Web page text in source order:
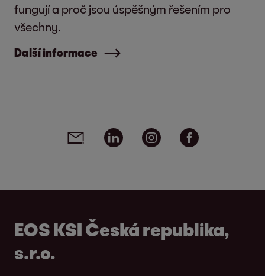
fungují a proč jsou úspěšným řešením pro
všechny.
Další informace
Social media links - share article
Email Linkedin Instagram
EOS KSI Česká republika,
s.r.o.